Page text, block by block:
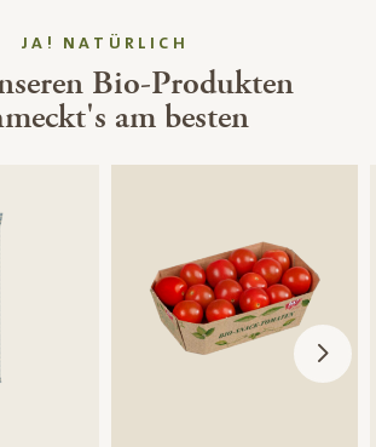
JA! NATÜRLICH
Bio-Produkten
am besten